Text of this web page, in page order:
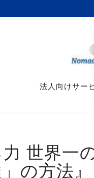
法人向けサー
力 世界一
の方法』